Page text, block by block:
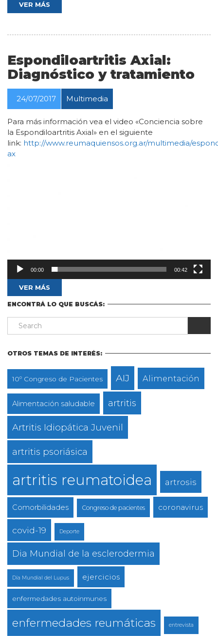
VER MÁS
Espondiloartritis Axial:
Diagnóstico y tratamiento
24/07/2017 Multimedia
Para más información vea el video «Conciencia sobre
la Espondiloartritis Axial» en el siguiente
link: http://www.reumaquiensos.org.ar/multimedia/
ax
00:00 00:42
VER MÁS
ENCONTRÁ LO QUE BUSCÁS:
OTROS TEMAS DE INTERÉS:
10º Congreso de Pacientes AIJ Alimentación
Alimentación saludable artritis
Artritis Idiopática Juvenil
artritis psoriásica
artritis reumatoidea artrosis
Comorbilidades Congreso de pacientes coronavirus
covid-19 Deporte
Dia Mundial de la esclerodermia
Día Mundial del Lupus ejercicios
enfermedades autoinmunes
enfermedades reumáticas entrevista